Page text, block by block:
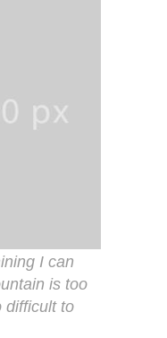
I can
is too
difficult to